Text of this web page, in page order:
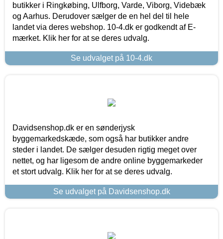
butikker i Ringkøbing, Ulfborg, Varde, Viborg, Videbæk
og Aarhus. Derudover sælger de en hel del til hele
landet via deres webshop. 10-4.dk er godkendt af E-
mærket. Klik her for at se deres udvalg.
Se udvalget på 10-4.dk
Davidsenshop.dk er en sønderjysk
byggemarkedskæde, som også har butikker andre
steder i landet. De sælger desuden rigtig meget over
nettet, og har ligesom de andre online byggemarkeder
et stort udvalg. Klik her for at se deres udvalg.
Se udvalget på Davidsenshop.dk